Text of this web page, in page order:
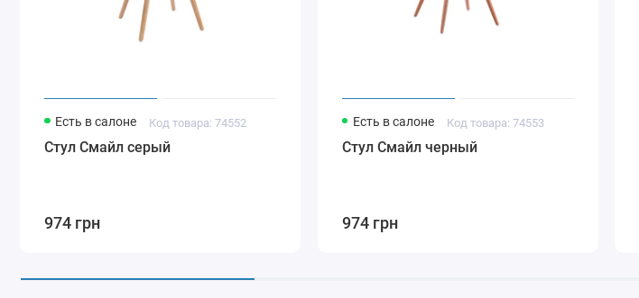
Есть в салоне Код товара: 74552
Стул Смайл серый
974 грн
Есть в салоне Код товара: 74553
Стул Смайл черный
974 грн